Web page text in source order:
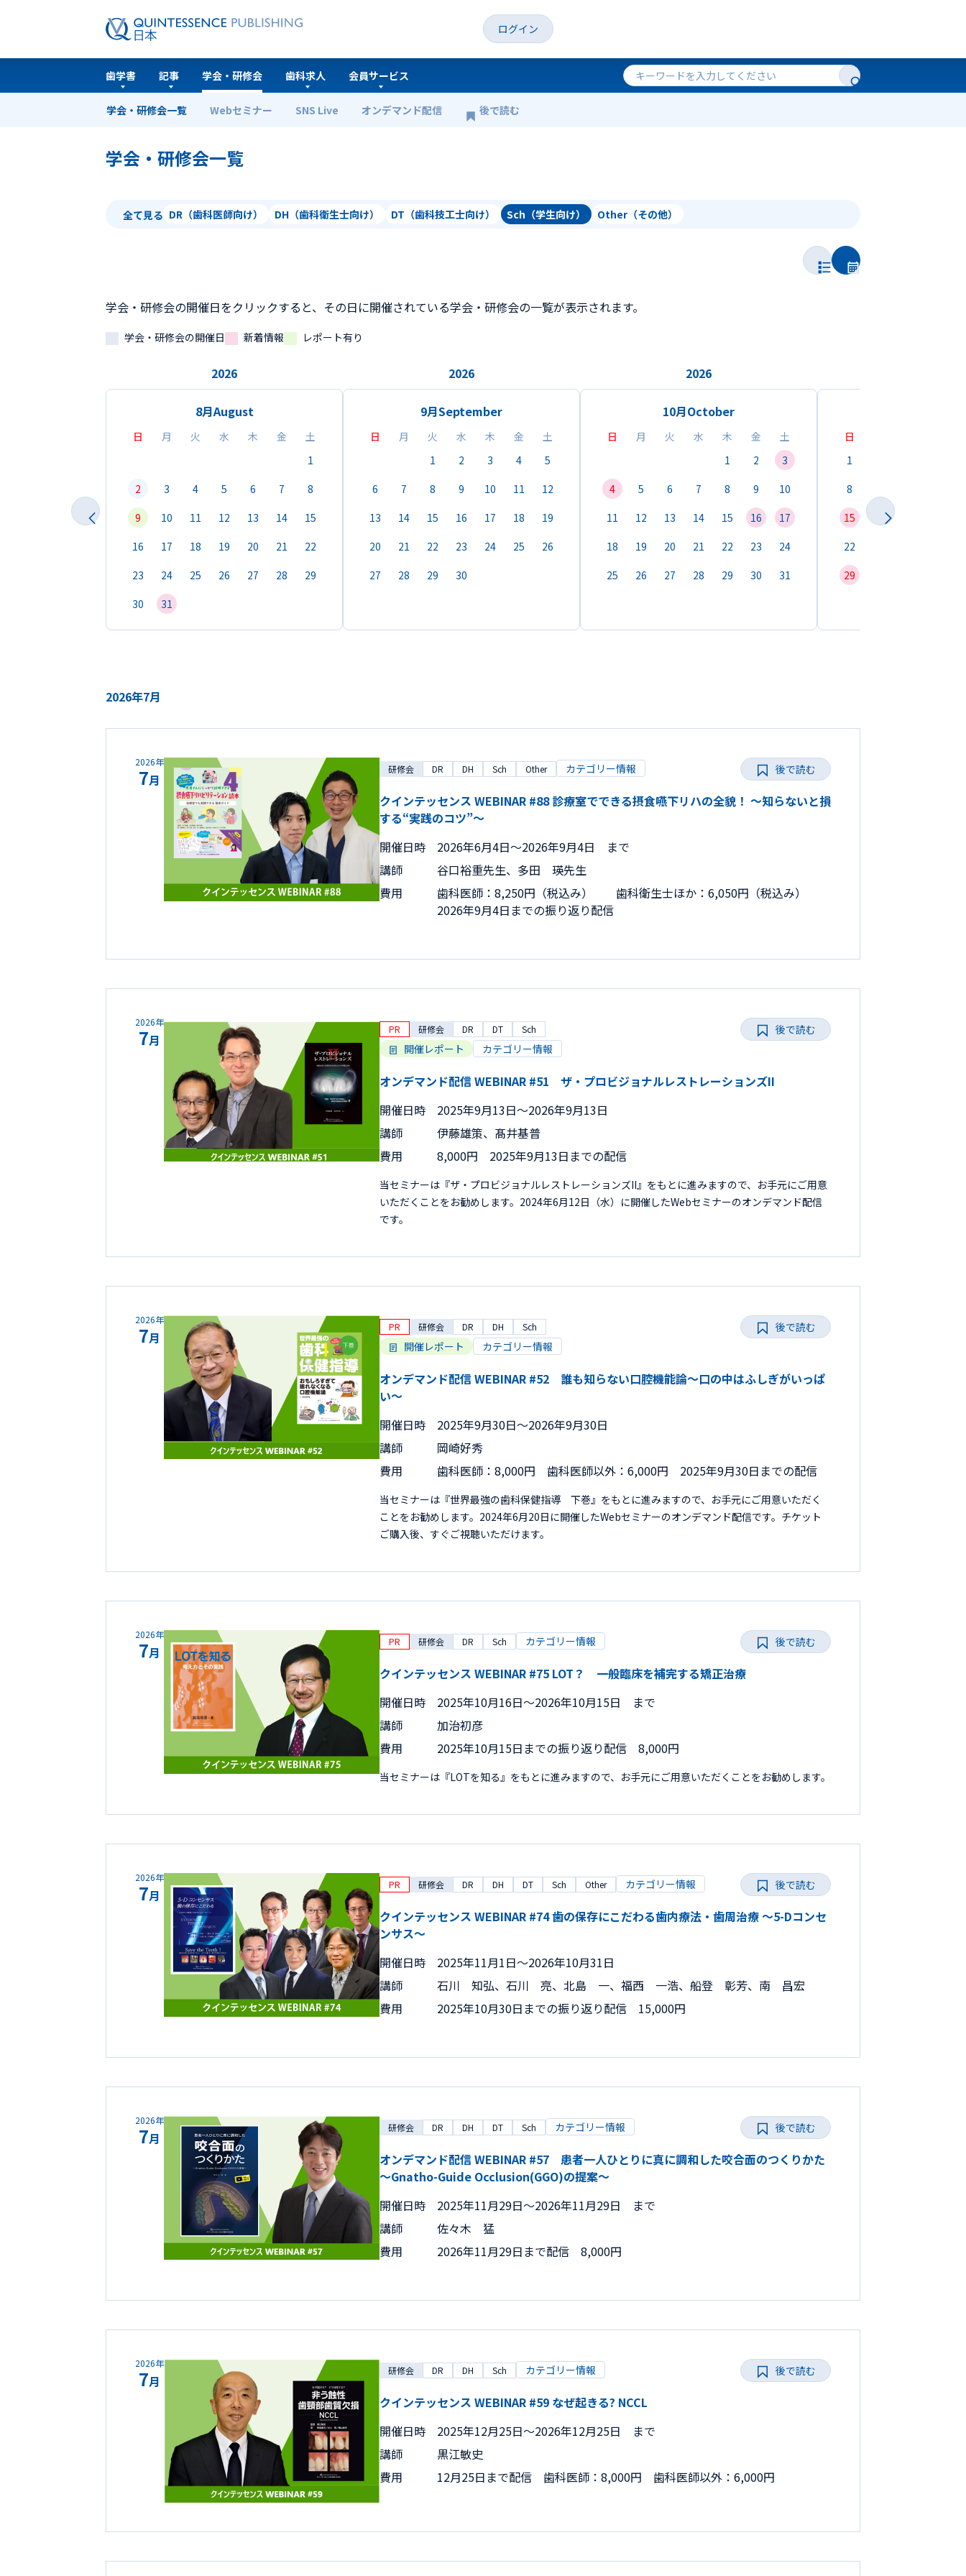
ログイン
歯学書 記事 学会・研修会
学会・研修会一覧 Webセミナー SNS Live オンデマンド配信 後で読む
歯科求人 会員サービス
ホーム 学会・研修会一覧
学会・研修会一覧
全て見る DR（歯科医師向け） DH（歯科衛生士向け） DT（歯科技工士向け） Sch（学生向け） Other（その他）
学会・研修会の開催日をクリックすると、その日に開催されている学会・研修会の一覧が表示されます。
学会・研修会の開催日 新着情報 レポート有り
2026
8月August
日 月 火 水 木 金
土
1
2
3 4 5 6 7
8
9
10 11 12 13 14
15
16
17 18 19 20 21
22
23
24 25 26 27 28
29
30
31
2026
9月September
日 月 火 水 木 金
土
1
2 3 4
5
6
7 8 9 10 11
12
13
14 15 16 17 18
19
20
21 22 23 24 25
26
27
28 29 30
2026
10月October
日 月 火 水 木 金
土
1
2
3
4
5 6 7 8 9
10
11
12 13 14 15 16
17
18
19 20 21 22 23
24
25
26 27 28 29 30 31
日
1
8
15
22
29
2026年7月
2026年
7月
研修会 DR DH Sch Other カテゴリー情報
クインテッセンス WEBINAR #88 診療室でできる摂食嚥下リハの全貌！ ～知らないと損
する“実践のコツ”～
開催日時
2026年6月4日〜2026年9月4日 まで
講師
谷口裕重先生、多田 瑛先生
費用
歯科医師：8,250円（税込み） 歯科衛生士ほか：6,050円（税込み）
2026年9月4日までの振り返り配信
後で読む
2026年
7月
PR 研修会 DR DT Sch
開催レポート カテゴリー情報
オンデマンド配信 WEBINAR #51 ザ・プロビジョナルレストレーションズII
開催日時
2025年9月13日〜2026年9月13日
講師
伊藤雄策、髙井基普
費用
8,000円 2025年9月13日までの配信
当セミナーは『ザ・プロビジョナルレストレーションズII』をもとに進みますので、お手元にご用意
いただくことをお勧めします。2024年6月12日（水）に開催したWebセミナーのオンデマンド配信
です。
後で読む
2026年
7月
PR 研修会 DR DH Sch
開催レポート カテゴリー情報
オンデマンド配信 WEBINAR #52 誰も知らない口腔機能論～口の中はふしぎがいっぱ
い～
開催日時
2025年9月30日〜2026年9月30日
講師
岡崎好秀
費用
歯科医師：8,000円 歯科医師以外：6,000円 2025年9月30日までの配信
当セミナーは『世界最強の歯科保健指導 下巻』をもとに進みますので、お手元にご用意いただく
ことをお勧めします。2024年6月20日に開催したWebセミナーのオンデマンド配信です。チケット
ご購入後、すぐご視聴いただけます。
後で読む
2026年
7月
PR 研修会 DR Sch カテゴリー情報
クインテッセンス WEBINAR #75 LOT？ 一般臨床を補完する矯正治療
開催日時
2025年10月16日〜2026年10月15日 まで
講師
加治初彦
費用
2025年10月15日までの振り返り配信 8,000円
当セミナーは『LOTを知る』をもとに進みますので、お手元にご用意いただくことをお勧めします。
後で読む
2026年
7月
PR 研修会 DR DH DT Sch Other カテゴリー情報
クインテッセンス WEBINAR #74 歯の保存にこだわる歯内療法・歯周治療 ～5-Dコンセ
ンサス～
開催日時
2025年11月1日〜2026年10月31日
講師
石川 知弘、石川 亮、北島 一、福西 一浩、船登 彰芳、南 昌宏
費用
2025年10月30日までの振り返り配信 15,000円
後で読む
2026年
7月
研修会 DR DH DT Sch カテゴリー情報
オンデマンド配信 WEBINAR #57 患者一人ひとりに真に調和した咬合面のつくりかた
～Gnatho-Guide Occlusion(GGO)の提案～
開催日時
2025年11月29日〜2026年11月29日 まで
講師
佐々木 猛
費用
2026年11月29日まで配信 8,000円
後で読む
2026年
7月
研修会 DR DH Sch カテゴリー情報
クインテッセンス WEBINAR #59 なぜ起きる? NCCL
開催日時
2025年12月25日〜2026年12月25日 まで
講師
黒江敏史
費用
12月25日まで配信 歯科医師：8,000円 歯科医師以外：6,000円
後で読む